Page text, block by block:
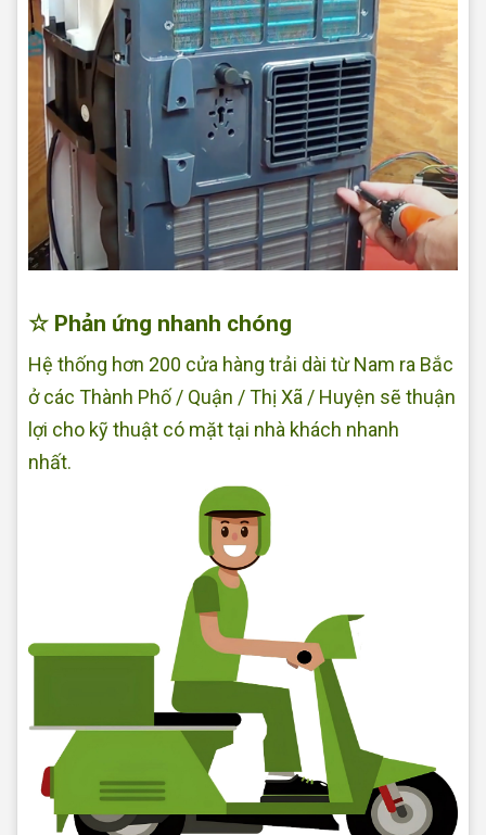
☆ Phản ứng nhanh chóng
Hệ thống hơn 200 cửa hàng trải dài từ Nam ra Bắc
ở các Thành Phố / Quận / Thị Xã / Huyện sẽ thuận
lợi cho kỹ thuật có mặt tại nhà khách nhanh
nhất.